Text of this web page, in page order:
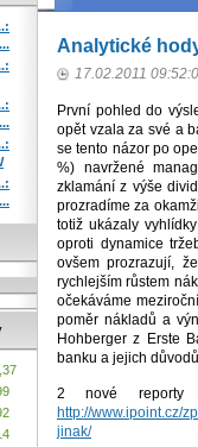
Analytické
17.02.2011
První pohled do
opět vzala za své a
se tento názor po
%) navržené
zklamání z výše
prozradíme za
totiž ukázaly
oproti dynamice
ovšem prozrazují,
rychlejším růstem
očekáváme
poměr nákladů a
Hohberger z Erste
banku a jejich
2 nové reporty
http://www.ipoint.cz/
jinak/